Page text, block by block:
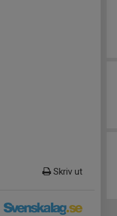
Skriv ut